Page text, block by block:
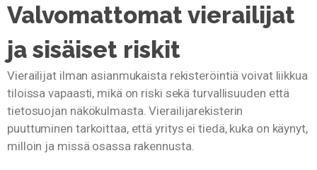
Valvomattomat vierailijat
ja sisäiset riskit
Vierailijat ilman asianmukaista rekisteröintiä voivat liikkua
tiloissa vapaasti, mikä on riski sekä turvallisuuden että
tietosuojan näkökulmasta. Vierailijarekisterin
puuttuminen tarkoittaa, että yritys ei tiedä, kuka on käynyt,
milloin ja missä osassa rakennusta.